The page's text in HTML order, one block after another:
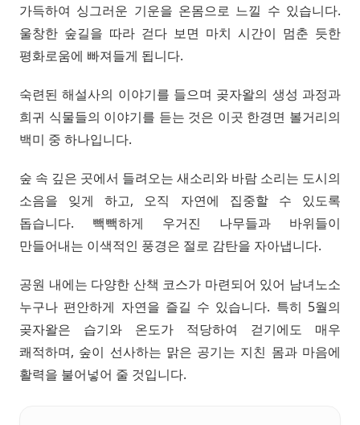
가득하여 싱그러운 기운을 온몸으로 느낄 수 있습니다.
울창한 숲길을 따라 걷다 보면 마치 시간이 멈춘 듯한
평화로움에 빠져들게 됩니다.
숙련된 해설사의 이야기를 들으며 곶자왈의 생성 과정과
희귀 식물들의 이야기를 듣는 것은 이곳 한경면 볼거리의
백미 중 하나입니다.
숲 속 깊은 곳에서 들려오는 새소리와 바람 소리는 도시의
소음을 잊게 하고, 오직 자연에 집중할 수 있도록
돕습니다. 빽빽하게 우거진 나무들과 바위들이
만들어내는 이색적인 풍경은 절로 감탄을 자아냅니다.
공원 내에는 다양한 산책 코스가 마련되어 있어 남녀노소
누구나 편안하게 자연을 즐길 수 있습니다. 특히 5월의
곶자왈은 습기와 온도가 적당하여 걷기에도 매우
쾌적하며, 숲이 선사하는 맑은 공기는 지친 몸과 마음에
활력을 불어넣어 줄 것입니다.